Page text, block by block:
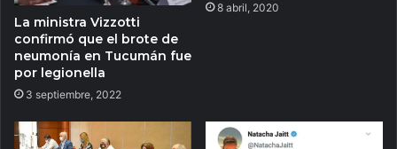
La ministra Vizzotti
confirmó que el brote de
neumonía en Tucumán fue
por legionella
3 septiembre, 2022
8 abril, 2020